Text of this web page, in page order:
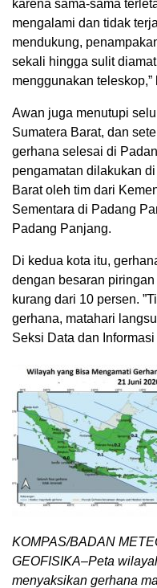
karena sama-sama
mengalami dan tidak
mendukung,
sekali hingga sulit
menggunakan teleskop,”
Awan juga menutupi
Sumatera Barat, dan
gerhana selesai di
pengamatan dilakukan
Barat oleh tim dari
Sementara di Padang
Padang Panjang.
Di kedua kota itu,
dengan besaran
kurang dari 10 persen.
gerhana, matahari
Seksi Data dan
KOMPAS/BADAN
GEOFISIKA–Peta
menyaksikan gerhana